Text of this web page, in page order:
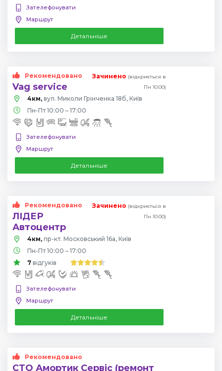
Зателефонувати
Маршрут
Детальніше
Рекомендовано
Vag service
Зачинено (відкриється в
Пн 10:00)
4км, вул. Миколи Грінченка 18б, Київ
Пн-Пт 10:00 – 17:00
Зателефонувати
Маршрут
Детальніше
Рекомендовано
ЛІДЕР
Автоцентр
Зачинено (відкриється в
Пн 10:00)
4км, пр-кт. Московський 16а, Київ
Пн-Пт 10:00 – 17:00
7 відгуків
Зателефонувати
Маршрут
Детальніше
Рекомендовано
СТО Амортик Сервіс (ремонт